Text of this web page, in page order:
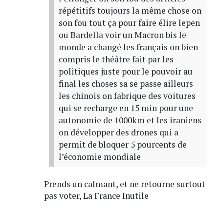
répétitifs toujours la même chose on
son fou tout ça pour faire élire lepen
ou Bardella voir un Macron bis le
monde a changé les français on bien
compris le théâtre fait par les
politiques juste pour le pouvoir au
final les choses sa se passe ailleurs
les chinois on fabrique des voitures
qui se recharge en 15 min pour une
autonomie de 1000km et les iraniens
on développer des drones qui a
permit de bloquer 5 pourcents de
l’économie mondiale
Prends un calmant, et ne retourne surtout
pas voter, La France Inutile